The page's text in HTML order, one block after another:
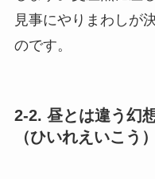
見事にやりまわしが
のです。
2-2. 昼とは違う幻
（ひいれえいこう）